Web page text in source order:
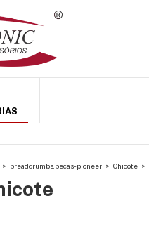
> breadcrumbs.pecas-pioneer > Chicote >